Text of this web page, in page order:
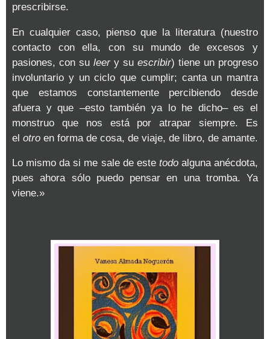
prescribirse.
En cualquier caso, pienso que la literatura (nuestro
contacto con ella, con su mundo de excesos y
pasiones, con su leer y su escribir) tiene un progreso
involuntario y un ciclo que cumplir; canta un mantra
que estamos constantemente percibiendo desde
afuera y que –esto también ya lo he dicho– es el
monstruo que nos está por atrapar siempre. Es
el otro en forma de cosa, de viaje, de libro, de amante.
Lo mismo da si me sale de este todoalguna anécdota,
pues ahora sólo puedo pensar en una tromba. Ya
viene.»